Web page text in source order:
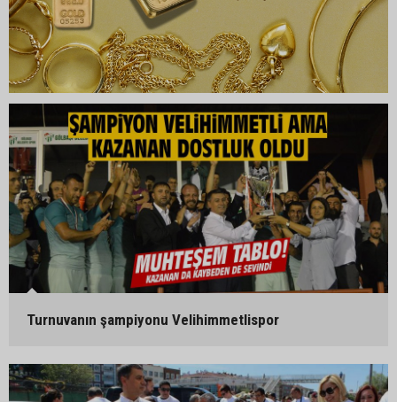
Turnuvanın şampiyonu Velihimmetlispor